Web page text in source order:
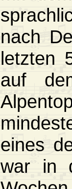
nach
letzten
auf
eines
war in